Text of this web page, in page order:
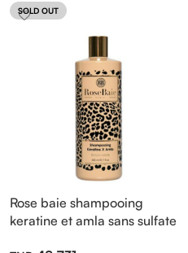
SOLD OUT
Rose baie shampooing
keratine et amla sans sulfate